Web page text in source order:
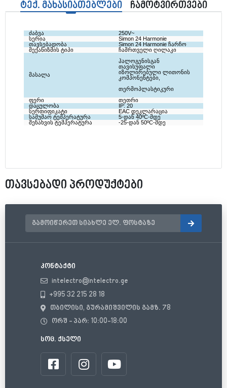
ტექ. მახასიათებლები ჩამოტვირთვები
ძაბვა
250V~
სერია
Simon 24 Harmonie
თავსებადობა
Simon 24 Harmonie ჩარჩო
მექანიზმის ტიპი
ჩამრთველი ღილაკი
მასალა
ჰალოგენისგან
თავისუფალი
იზოლირებული ლითონის
კომპონენტები,
თერმოპლასტიკური
ფერი
თეთრი
დაცულობა
IP: 20
სერთიფიკატი
EAC დეკლარაცია
სამუშაო ტემპერატურა
5-დან 40ºC-მდე
შენახვის ტემპერატურა
-25-დან 50ºC-მდე
თავსებადი პროდუქტები
კონტაქტი
intelectro@intelectro.ge
+995 32 215 28 18
თბილისი, გურამიშვილის გამზ. 78
ორშ - პარ: 10:00-18:00
სოც. ქსელი